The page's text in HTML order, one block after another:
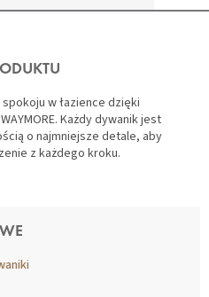
w łazience dzięki
Każdy dywanik jest
o najmniejsze detale, aby
z każdego kroku.